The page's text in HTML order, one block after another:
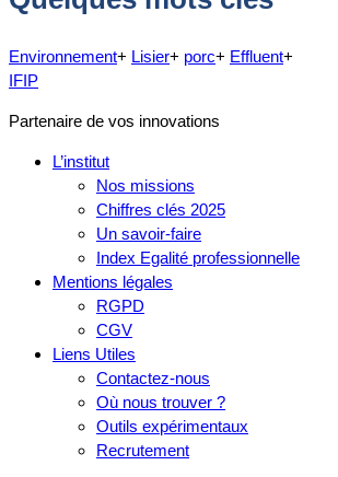
Environnement+ Lisier+ porc+ Effluent+
IFIP
Partenaire de vos innovations
L’institut
Nos missions
Chiffres clés 2025
Un savoir-faire
Index Egalité professionnelle
Mentions légales
RGPD
CGV
Liens Utiles
Contactez-nous
Où nous trouver ?
Outils expérimentaux
Recrutement